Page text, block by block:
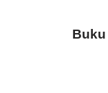
Buku